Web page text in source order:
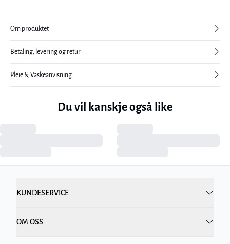
Om produktet
Betaling, levering og retur
Pleie & Vaskeanvisning
Du vil kanskje også like
KUNDESERVICE
OM OSS